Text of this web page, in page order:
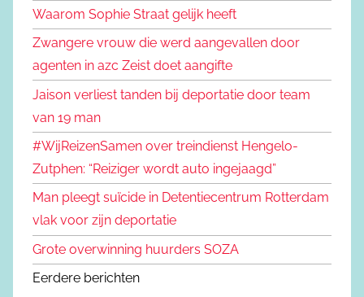
Waarom Sophie Straat gelijk heeft
Zwangere vrouw die werd aangevallen door
agenten in azc Zeist doet aangifte
Jaison verliest tanden bij deportatie door team
van 19 man
#WijReizenSamen over treindienst Hengelo-
Zutphen: “Reiziger wordt auto ingejaagd”
Man pleegt suïcide in Detentiecentrum Rotterdam
vlak voor zijn deportatie
Grote overwinning huurders SOZA
Eerdere berichten